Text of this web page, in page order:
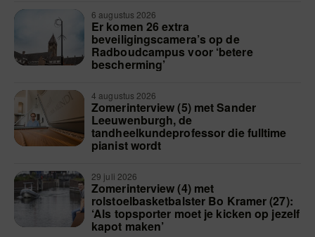
6 augustus 2026
Er komen 26 extra
beveiligingscamera’s op de
Radboudcampus voor ‘betere
bescherming’
4 augustus 2026
Zomerinterview (5) met Sander
Leeuwenburgh, de
tandheelkundeprofessor die fulltime
pianist wordt
29 juli 2026
Zomerinterview (4) met
rolstoelbasketbalster Bo Kramer (27):
‘Als topsporter moet je kicken op jezelf
kapot maken’